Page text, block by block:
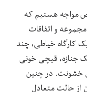
مواجه هستیم که
و اتفاقات
کارگاه خیاطی، چند
جنازه، قیچی خونی
خشونت. در چنین
حالت متعادل